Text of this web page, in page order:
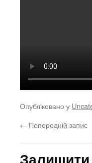
Опубліковано у
← Попередній запис
Залишити